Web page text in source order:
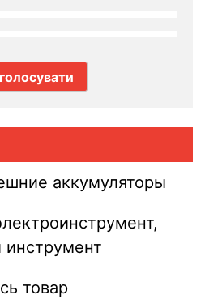
аккумуляторы
инструмент
товар